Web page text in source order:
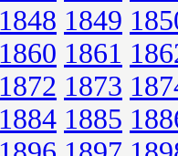
1848 1849
1860 1861
1872 1873
1884 1885